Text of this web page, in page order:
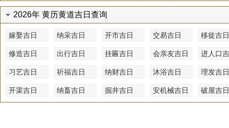
2026年 黄历黄道吉日查询
嫁娶吉日 纳采吉日 开市吉日 交易吉日 移徙吉日
修造吉日 出行吉日 挂匾吉日 会亲友吉日 进人口
习艺吉日 祈福吉日 纳财吉日 沐浴吉日 理发吉日
开渠吉日 纳畜吉日 掘井吉日 安机械吉日 破屋吉日